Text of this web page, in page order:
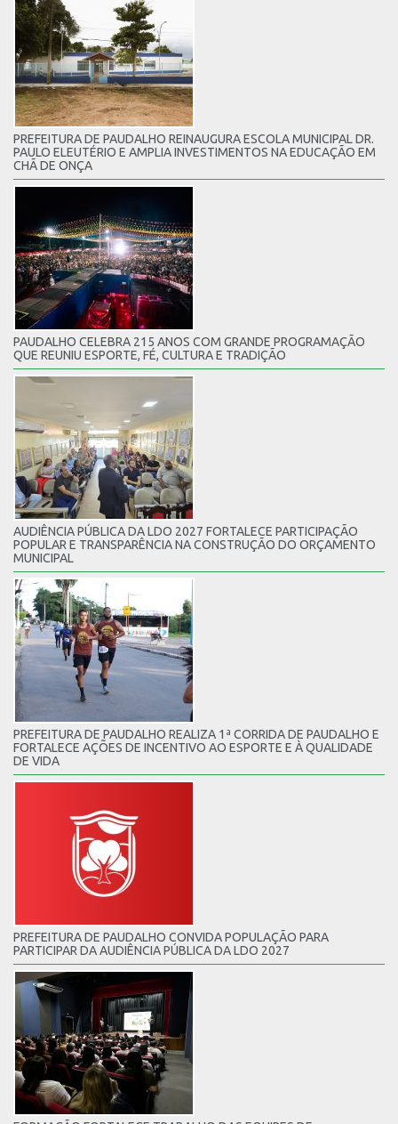
PREFEITURA DE PAUDALHO REINAUGURA ESCOLA MUNICIPAL DR.
PAULO ELEUTÉRIO E AMPLIA INVESTIMENTOS NA EDUCAÇÃO EM
CHÃ DE ONÇA
PAUDALHO CELEBRA 215 ANOS COM GRANDE PROGRAMAÇÃO
QUE REUNIU ESPORTE, FÉ, CULTURA E TRADIÇÃO
AUDIÊNCIA PÚBLICA DA LDO 2027 FORTALECE PARTICIPAÇÃO
POPULAR E TRANSPARÊNCIA NA CONSTRUÇÃO DO ORÇAMENTO
MUNICIPAL
PREFEITURA DE PAUDALHO REALIZA 1ª CORRIDA DE PAUDALHO E
FORTALECE AÇÕES DE INCENTIVO AO ESPORTE E À QUALIDADE
DE VIDA
PREFEITURA DE PAUDALHO CONVIDA POPULAÇÃO PARA
PARTICIPAR DA AUDIÊNCIA PÚBLICA DA LDO 2027